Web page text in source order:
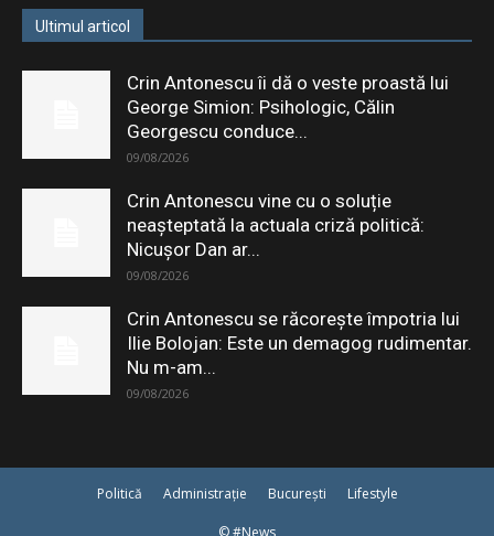
Ultimul articol
Crin Antonescu îi dă o veste proastă lui
George Simion: Psihologic, Călin
Georgescu conduce...
09/08/2026
Crin Antonescu vine cu o soluție
neașteptată la actuala criză politică:
Nicușor Dan ar...
09/08/2026
Crin Antonescu se răcorește împotria lui
Ilie Bolojan: Este un demagog rudimentar.
Nu m-am...
09/08/2026
Politică Administrație București Lifestyle
© #News